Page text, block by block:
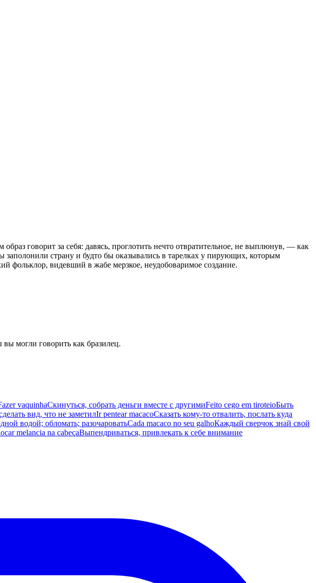
говорит за себя: давясь, проглотить нечто отвратительное, не выплюнув, — как
заполонили страну и будто бы оказывались в тарелках у пирующих, которым
фольклор, видевший в жабе мерзкое, неудобоваримое создание.
могли говорить как бразилец.
vaquinhaСкинуться, собрать деньги вместе с другимиFeito cego em tiroteioБыть
вид, что не заметилIr pentear macacoСказать кому-то отвалить, послать куда
водой; обломать; разочароватьCada macaco no seu galhoКаждый сверчок знай свой
melancia na cabeçaВыпендриваться, привлекать к себе внимание